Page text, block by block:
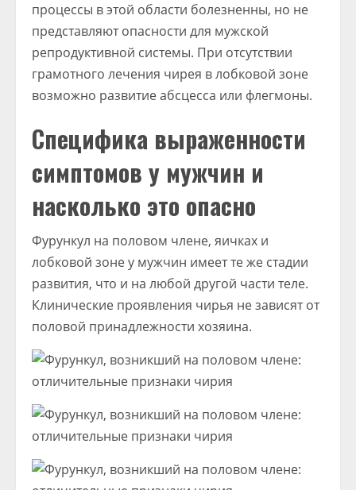
процессы в этой области болезненны, но не
представляют опасности для мужской
репродуктивной системы. При отсутствии
грамотного лечения чирея в лобковой зоне
возможно развитие абсцесса или флегмоны.
Специфика выраженности
симптомов у мужчин и
насколько это опасно
Фурункул на половом члене, яичках и
лобковой зоне у мужчин имеет те же стадии
развития, что и на любой другой части теле.
Клинические проявления чирья не зависят от
половой принадлежности хозяина.